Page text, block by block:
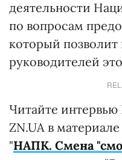
деятельности
по вопросам
который позволит
руководителей
Читайте интервью
ZN.UA в
"НАПК. Смена